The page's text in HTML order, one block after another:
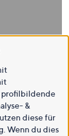
profilbildende
&
diese für
Wenn du dies